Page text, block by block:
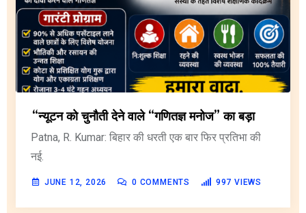
“न्यूटन को चुनौती देने वाले “गणितज्ञ मनोज” का बड़ा
Patna, R. Kumar: बिहार की धरती एक बार फिर प्रतिभा की
नई.
JUNE 12, 2026 0 COMMENTS 997 VIEWS